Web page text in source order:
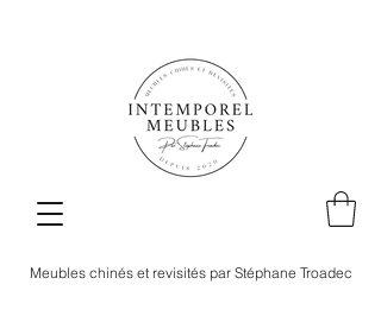
Meubles chinés et revisités par Stéphane Troadec